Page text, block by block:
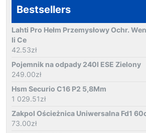
Bestsellers
Lahti Pro Hełm Przemysłowy Ochr.
Ii Ce
42.53zł
Pojemnik na odpady 240l ESE Zielony
249.00zł
Hsm Securio C16 P2 5,8Mm
1 029.51zł
Zakpol Ościeżnica Uniwersalna Fd1
73.00zł